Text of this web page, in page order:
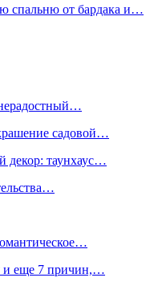
спальню от бардака и…
садовой…
декор: таунхаус…
и еще 7 причин,…